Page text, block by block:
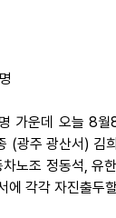
가운데 오늘 8
(광주 광산서) 김
노조 정동석,
에 각각 자진출두